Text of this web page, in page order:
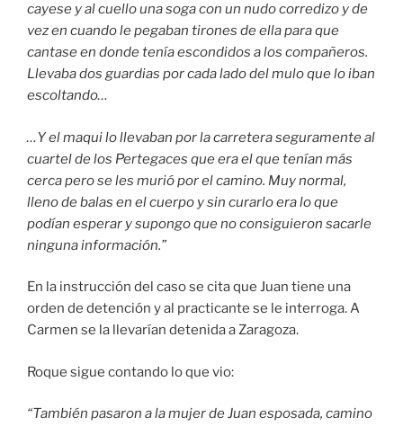
cayese y al cuello una soga con un nudo corredizo y de
vez en cuando le pegaban tirones de ella para que
cantase en donde tenía escondidos a los compañeros.
Llevaba dos guardias por cada lado del mulo que lo iban
escoltando…
…Y el maqui lo llevaban por la carretera seguramente al
cuartel de los Pertegaces que era el que tenían más
cerca pero se les murió por el camino. Muy normal,
lleno de balas en el cuerpo y sin curarlo era lo que
podían esperar y supongo que no consiguieron sacarle
ninguna información.”
En la instrucción del caso se cita que Juan tiene una
orden de detención y al practicante se le interroga. A
Carmen se la llevarían detenida a Zaragoza.
Roque sigue contando lo que vio:
“También pasaron a la mujer de Juan esposada, camino